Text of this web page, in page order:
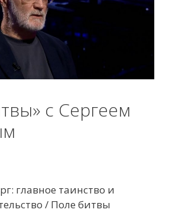
с Сергеем
главное таинство и
/ Поле битвы